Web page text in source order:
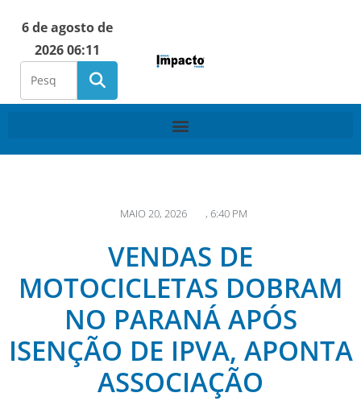
6 de agosto de
2026 06:11
MAIO 20, 2026 , 6:40 PM
VENDAS DE
MOTOCICLETAS DOBRAM
NO PARANÁ APÓS
ISENÇÃO DE IPVA, APONTA
ASSOCIAÇÃO